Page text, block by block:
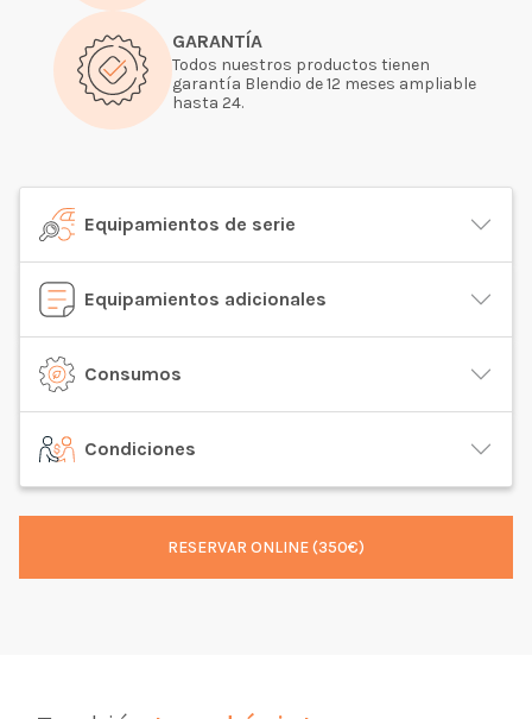
GARANTÍA
Todos nuestros productos tienen
garantía Blendio de 12 meses ampliable
hasta 24.
Equipamientos de serie
Equipamientos adicionales
Consumos
Condiciones
RESERVAR ONLINE (350€)